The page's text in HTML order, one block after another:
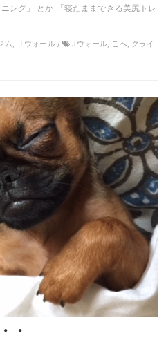
ング」 とか 「寝たままできる美尻トレ
ム, Ｊウォール /
Jウォール, こへ, クライ
・